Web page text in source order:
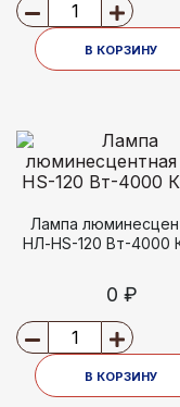
В КОРЗИНУ
Лампа
НЛ-HS-120 Вт-4000
0 ₽
В КОРЗИНУ